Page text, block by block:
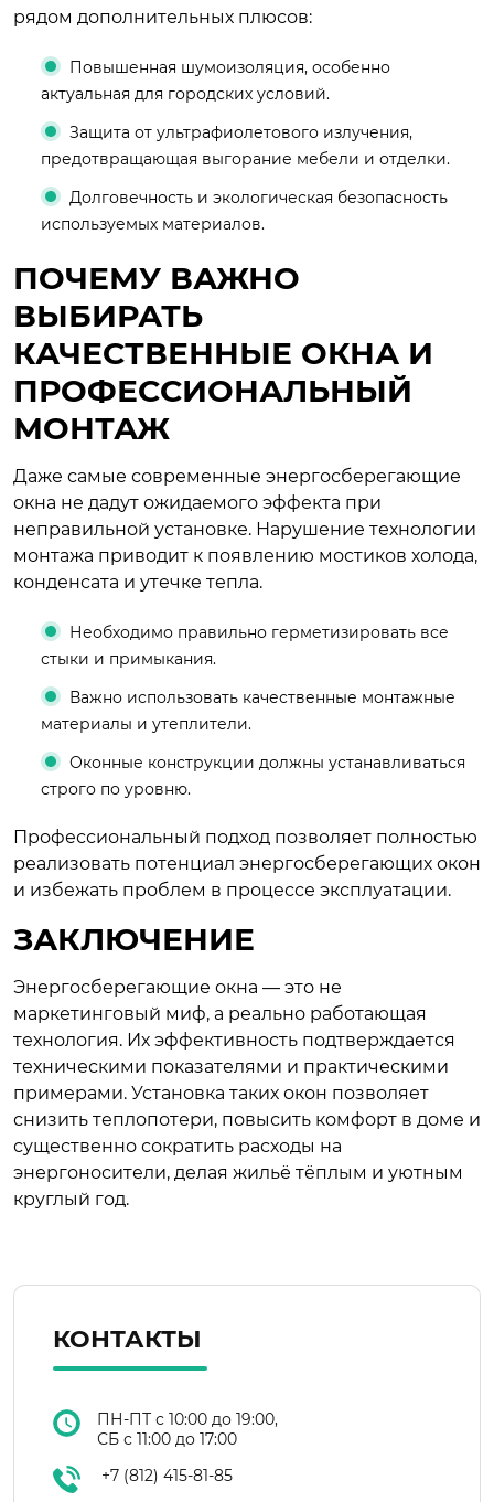
рядом дополнительных плюсов:
Повышенная шумоизоляция, особенно
актуальная для городских условий.
Защита от ультрафиолетового излучения,
предотвращающая выгорание мебели и отделки.
Долговечность и экологическая безопасность
используемых материалов.
ПОЧЕМУ ВАЖНО
ВЫБИРАТЬ
КАЧЕСТВЕННЫЕ ОКНА И
ПРОФЕССИОНАЛЬНЫЙ
МОНТАЖ
Даже самые современные энергосберегающие
окна не дадут ожидаемого эффекта при
неправильной установке. Нарушение технологии
монтажа приводит к появлению мостиков холода,
конденсата и утечке тепла.
Необходимо правильно герметизировать все
стыки и примыкания.
Важно использовать качественные монтажные
материалы и утеплители.
Оконные конструкции должны устанавливаться
строго по уровню.
Профессиональный подход позволяет полностью
реализовать потенциал энергосберегающих окон
и избежать проблем в процессе эксплуатации.
ЗАКЛЮЧЕНИЕ
Энергосберегающие окна — это не
маркетинговый миф, а реально работающая
технология. Их эффективность подтверждается
техническими показателями и практическими
примерами. Установка таких окон позволяет
снизить теплопотери, повысить комфорт в доме и
существенно сократить расходы на
энергоносители, делая жильё тёплым и уютным
круглый год.
КОНТАКТЫ
ПН-ПТ с 10:00 до 19:00,
СБ с 11:00 до 17:00
+7 (812) 415-81-85